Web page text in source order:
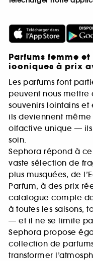
Parfums femme
iconiques à prix
Les parfums font
peuvent nous mettre
souvenirs lointains et
ils deviennent
olfactive unique —
soin.
Sephora répond à
vaste sélection de
plus musquées, de
Parfum, à des prix
catalogue compte
à toutes les saisons,
— et il ne se limite
Sephora propose
collection de
transformer